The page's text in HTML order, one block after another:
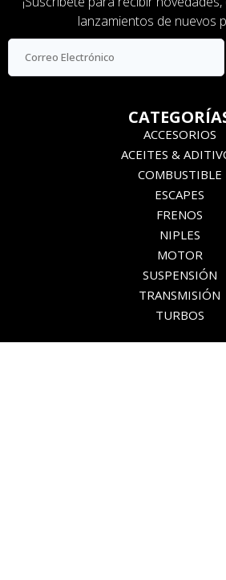
lanzamientos de nuevos
ACCESORIOS
ACEITES &
COMBUSTIBLE
ESCAPES
FRENOS
NIPLES
MOTOR
SUSPENSIÓN
TRANSMISIÓN
TURBOS